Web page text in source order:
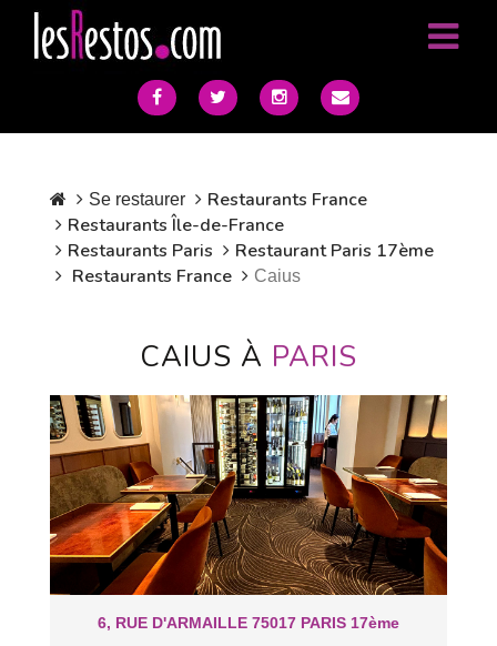
Se restaurer
Restaurants France
Restaurants Île-de-France
Restaurants Paris
Restaurant Paris 17ème
Restaurants France
Caius
CAIUS À PARIS
6, RUE D'ARMAILLE 75017 PARIS 17ème